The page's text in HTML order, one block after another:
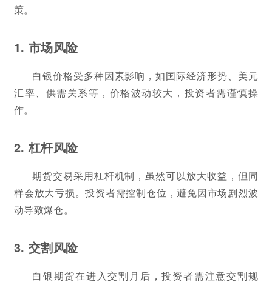
策。
1. 市场风险
白银价格受多种因素影响，如国际经济形势、美元
汇率、供需关系等，价格波动较大，投资者需谨慎操
作。
2. 杠杆风险
期货交易采用杠杆机制，虽然可以放大收益，但同
样会放大亏损。投资者需控制仓位，避免因市场剧烈波
动导致爆仓。
3. 交割风险
白银期货在进入交割月后，投资者需注意交割规